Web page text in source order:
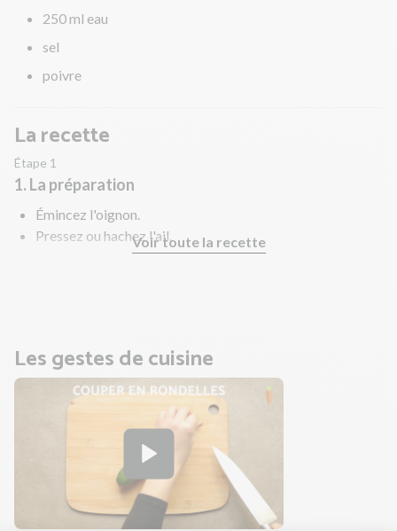
250 ml eau
sel
poivre
La recette
Étape 1
1. La préparation
Émincez l'oignon.
Pressez ou hachez l'ail.
Coupez la courgette en demi-rondelles.
Voir toute la recette
Les gestes de cuisine